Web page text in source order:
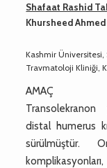
Shafaat Rashid
Khursheed
Kashmir Üniversitesi,
Travmatoloji Kliniği,
AMAÇ
Transolekranon
distal humerus
sürülmüştür.